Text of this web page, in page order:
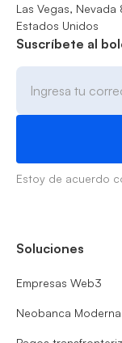
Las Vegas, Nevada
Estados Unidos
Suscríbete al
Estoy de acuerdo
Soluciones
Empresas Web3
Neobanca Moderna